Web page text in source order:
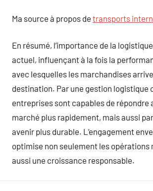
Ma source à propos de transports
En résumé, l’importance de la
actuel, influençant à la fois la
avec lesquelles les marchandises
destination. Par une gestion logistique
entreprises sont capables de répondre
marché plus rapidement, mais aussi
avenir plus durable. L’engagement
optimise non seulement les opérations
aussi une croissance responsable.